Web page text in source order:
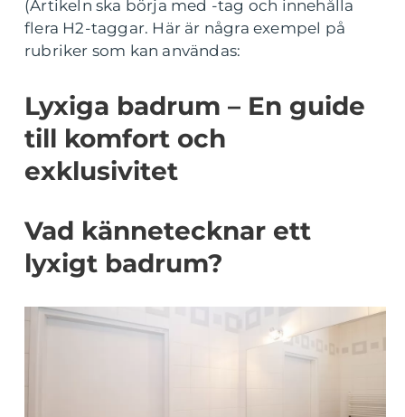
(Artikeln ska börja med -tag och innehålla
flera H2-taggar. Här är några exempel på
rubriker som kan användas:
Lyxiga badrum – En guide
till komfort och
exklusivitet
Vad kännetecknar ett
lyxigt badrum?